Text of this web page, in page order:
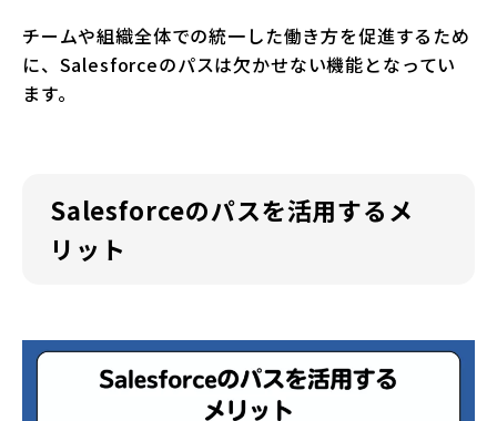
チームや組織全体での統一した働き方を促進するため
に、Salesforceのパスは欠かせない機能となってい
ます。
Salesforceのパスを活用するメ
リット